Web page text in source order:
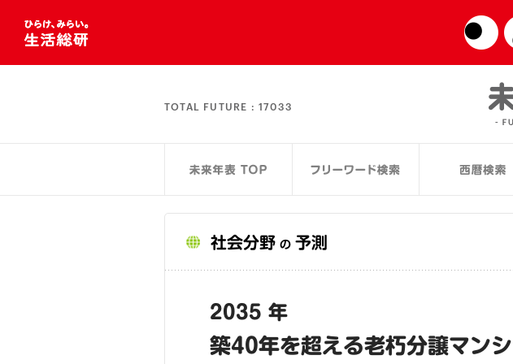
TOTAL FUTURE : 17033
社会分野 の 予測
2035 年
築40年を超える老朽分譲マン